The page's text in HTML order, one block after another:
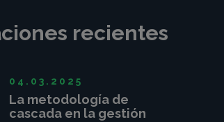
recientes
La metodología de
cascada en la gestión
04.03.2025